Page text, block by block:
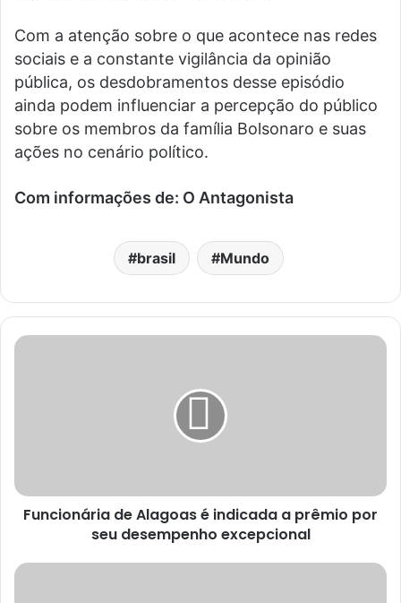
Com a atenção sobre o que acontece nas redes
sociais e a constante vigilância da opinião
pública, os desdobramentos desse episódio
ainda podem influenciar a percepção do público
sobre os membros da família Bolsonaro e suas
ações no cenário político.
Com informações de: O Antagonista
brasil Mundo
Funcionária de Alagoas é indicada a prêmio por
seu desempenho excepcional